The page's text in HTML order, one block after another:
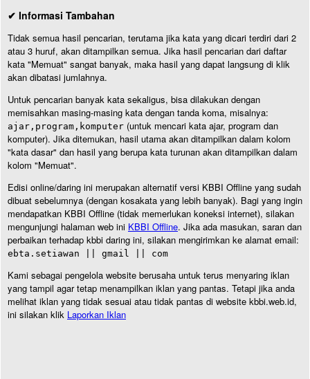
✔ Informasi Tambahan
Tidak semua hasil pencarian, terutama jika kata yang dicari terdiri dari 2
atau 3 huruf, akan ditampilkan semua. Jika hasil pencarian dari daftar
kata "Memuat" sangat banyak, maka hasil yang dapat langsung di klik
akan dibatasi jumlahnya.
Untuk pencarian banyak kata sekaligus, bisa dilakukan dengan
memisahkan masing-masing kata dengan tanda koma, misalnya:
ajar,program,komputer (untuk mencari kata ajar, program dan
komputer). Jika ditemukan, hasil utama akan ditampilkan dalam kolom
"kata dasar" dan hasil yang berupa kata turunan akan ditampilkan dalam
kolom "Memuat".
Edisi online/daring ini merupakan alternatif versi KBBI Offline yang sudah
dibuat sebelumnya (dengan kosakata yang lebih banyak). Bagi yang ingin
mendapatkan KBBI Offline (tidak memerlukan koneksi internet), silakan
mengunjungi halaman web ini KBBI Offline. Jika ada masukan, saran dan
perbaikan terhadap kbbi daring ini, silakan mengirimkan ke alamat email:
ebta.setiawan || gmail || com
Kami sebagai pengelola website berusaha untuk terus menyaring iklan
yang tampil agar tetap menampilkan iklan yang pantas. Tetapi jika anda
melihat iklan yang tidak sesuai atau tidak pantas di website kbbi.web.id,
ini silakan klik Laporkan Iklan